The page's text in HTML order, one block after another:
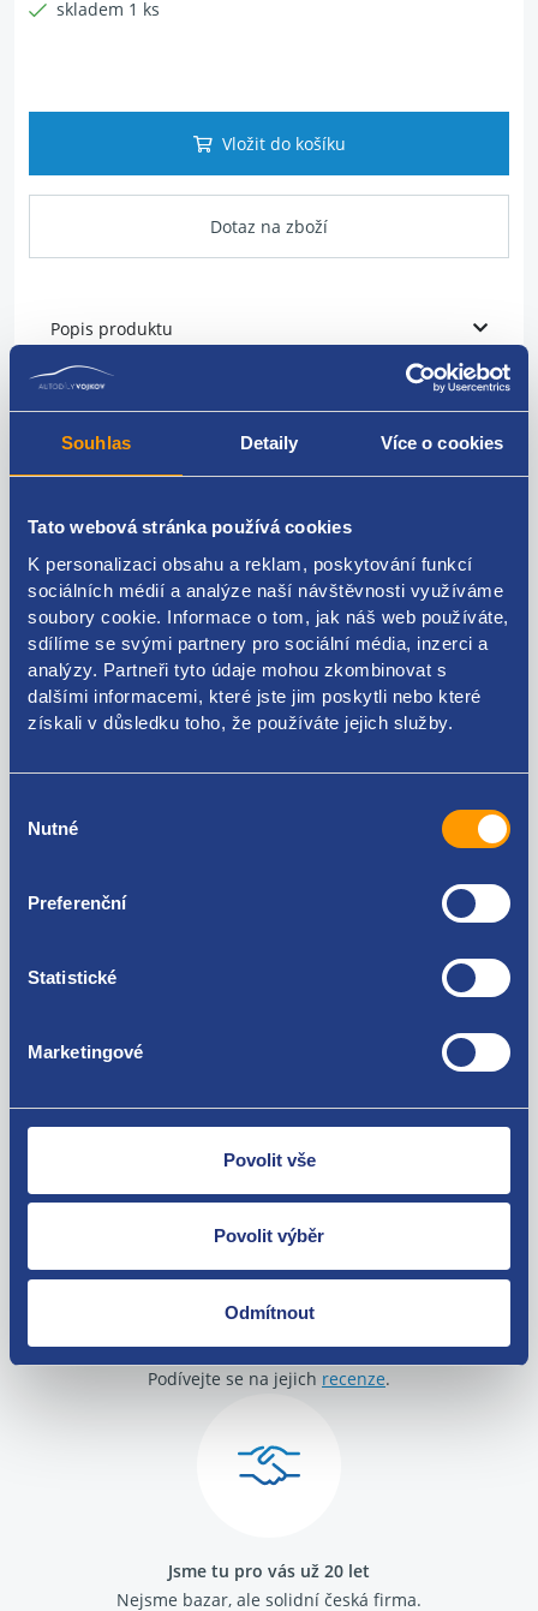
Souhlas Detaily Více o cookies
Tato webová stránka používá cookies
K personalizaci obsahu a reklam, poskytování funkcí
sociálních médií a analýze naší návštěvnosti využíváme
soubory cookie. Informace o tom, jak náš web používáte,
sdílíme se svými partnery pro sociální média, inzerci a
analýzy. Partneři tyto údaje mohou zkombinovat s
dalšími informacemi, které jste jim poskytli nebo které
získali v důsledku toho, že používáte jejich služby.
souhlasu
Nutné
Preferenční
Statistické
Marketingové
Povolit vše
Povolit výběr
Odmítnout
skladem 1 ks
Vložit do košíku
Dotaz na zboží
Popis produktu
VAG original: 7P0819926C
Kódy produktu
7P0819926C
Použitelné pro vozy
Volkswagen Touareg 2010 - 2018 3.0 V6 TDI
zakoupení. Nebo vám pošleme náhradu.
O své zákazníky se staráme
Máme tisíce spokojených zákazníků.
Podívejte se na jejich recenze.
Jsme tu pro vás už 20 let
Nejsme bazar, ale solidní česká firma.